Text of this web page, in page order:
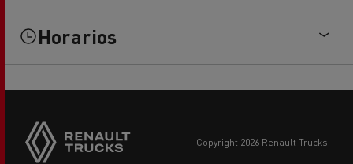
Horarios
copyright 2026 Renault Trucks